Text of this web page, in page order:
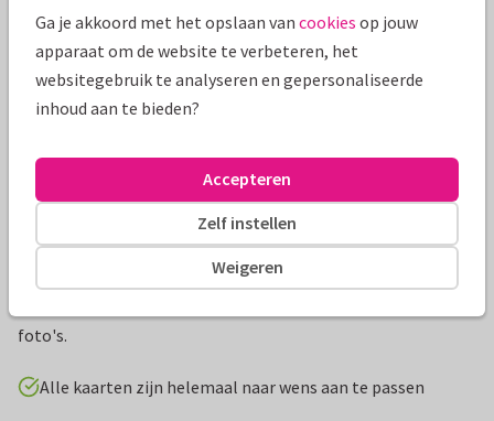
Productinformatie
Een leuke, hippe uitnodiging voor een slaapfeestje, met
foto's.
Alle kaarten zijn helemaal naar wens aan te passen
Ga je akkoord met het opslaan van cookies op jouw
apparaat om de website te verbeteren, het
websitegebruik te analyseren en gepersonaliseerde
inhoud aan te bieden?
Weigeren
Zelf instellen
Accepteren